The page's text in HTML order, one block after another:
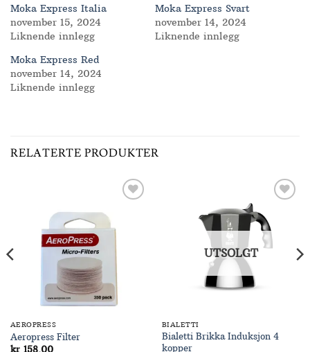
Moka Express Italia
november 15, 2024
Liknende innlegg
Moka Express Svart
november 14, 2024
Liknende innlegg
Moka Express Red
november 14, 2024
Liknende innlegg
RELATERTE PRODUKTER
AEROPRESS
Aeropress Filter
Wishlist
UTSOLGT
BIALETTI
Bialetti Brikka Induksjon 4
kopper